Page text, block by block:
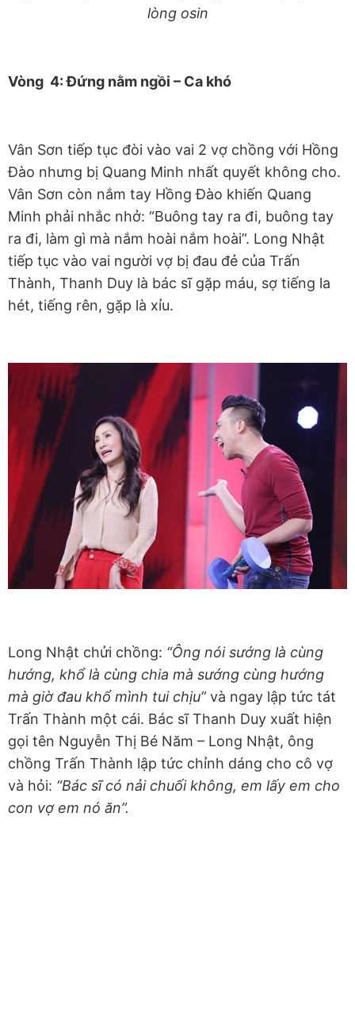
lòng osin
Vòng 4: Đứng nằm ngồi – Ca khó
Vân Sơn tiếp tục đòi vào vai 2 vợ chồng với Hồng
Đào nhưng bị Quang Minh nhất quyết không cho.
Vân Sơn còn nắm tay Hồng Đào khiến Quang
Minh phải nhắc nhở: “Buông tay ra đi, buông tay
ra đi, làm gì mà nắm hoài nắm hoài”. Long Nhật
tiếp tục vào vai người vợ bị đau đẻ của Trấn
Thành, Thanh Duy là bác sĩ gặp máu, sợ tiếng la
hét, tiếng rên, gặp là xỉu.
Long Nhật chửi chồng: “Ông nói sướng là cùng
hướng, khổ là cùng chia mà sướng cùng hướng
mà giờ đau khổ mình tui chịu”và ngay lập tức tát
Trấn Thành một cái. Bác sĩ Thanh Duy xuất hiện
gọi tên Nguyễn Thị Bé Năm – Long Nhật, ông
chồng Trấn Thành lập tức chỉnh dáng cho cô vợ
và hỏi: “Bác sĩ có nải chuối không, em lấy em cho
con vợ em nó ăn”.